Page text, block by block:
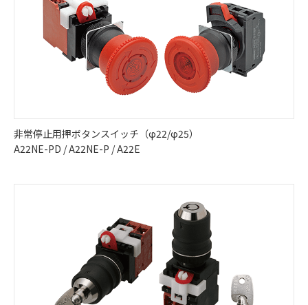
非常停止用押ボタンスイッチ（φ22/φ25）
A22NE-PD / A22NE-P / A22E